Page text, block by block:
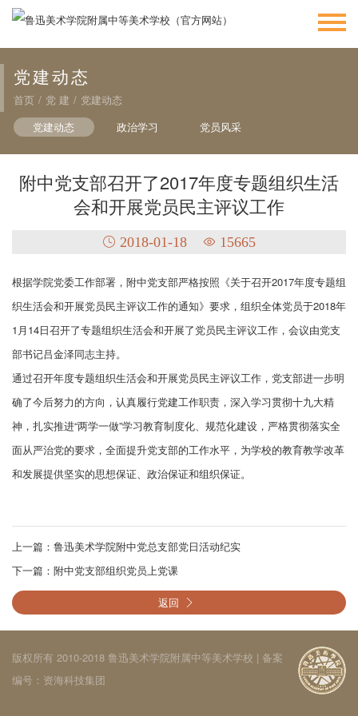
党建动态
首页 / 党 建 / 党建动态
党建动态
政治学习 党员风采
附中党支部召开了2017年度专题组织生活
会和开展党员民主评议工作
2018-01-18 15665
根据学院党委工作部署，附中党支部严格按照《关于召开2017年度专题组
织生活会和开展党员民主评议工作的通知》要求，组织全体党员于2018年
1月14日召开了专题组织生活会和开展了党员民主评议工作，会议由党支
部书记吕金泽同志主持。
通过召开年度专题组织生活会和开展党员民主评议工作，党支部进一步明
确了今后努力的方向，认真履行党建工作职责，深入学习贯彻十九大精
神，扎实推进“两学一做”学习教育制度化、规范化建设，严格贯彻落实全
面从严治党的要求，全面提升党支部的工作水平，为学校的教育教学改革
和发展提供坚实的思想保证、政治保证和组织保证。
上一篇： 鲁迅美术学院附中党总支部党日活动纪实
下一篇： 附中党支部组织党员上党课
返回
版权所有 2010-2018 鲁迅美术学院附属中等美术学校 | 备案
编号： 资海科技集团